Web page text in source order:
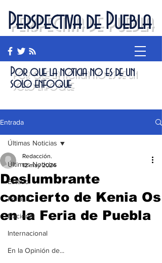
Perspectiva de Puebla
Por que la noticia no es de un
solo enfoque
Entrada
Últimas Noticias
Estado
Política
Nacional
Internacional
En la Opinión de...
Últimas Noticias
Deslumbrante
concierto de Kenia Os
en la Feria de Puebla
Redacción.
12 may 2024